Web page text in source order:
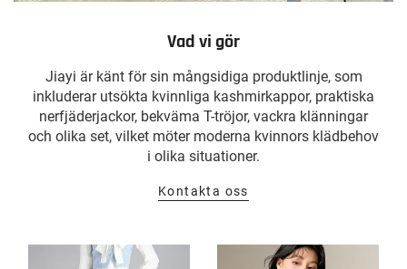
Vad vi gör
Jiayi är känt för sin mångsidiga produktlinje, som
inkluderar utsökta kvinnliga kashmirkappor, praktiska
nerfjäderjackor, bekväma T-tröjor, vackra klänningar
och olika set, vilket möter moderna kvinnors klädbehov
i olika situationer.
Kontakta oss